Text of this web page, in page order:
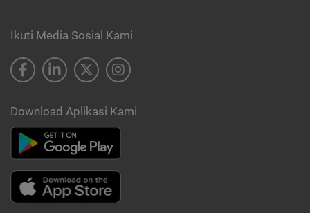
Ikuti Media Sosial Kami
Download Aplikasi Kami